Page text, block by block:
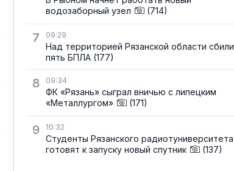
водозаборный узел
(714)
7 09:29
Над территорией Рязанской области сбили
пять БПЛА (177)
8 09:34
ФК «Рязань» сыграл вничью с липецким
«Металлургом»
(171)
9 10:32
Студенты Рязанского радиотуниверситета
готовят к запуску новый спутник
(137)